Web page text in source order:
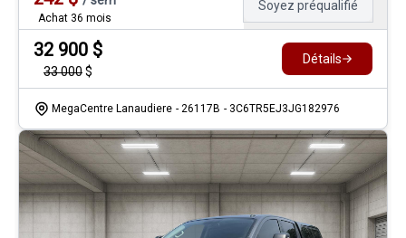
Achat 36 mois
Soyez préqualifié
32 900 $
33 000$
Détails
MegaCentre Lanaudiere - 26117B - 3C6TR5EJ3JG182976